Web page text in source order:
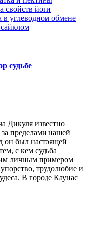
свойств йоги
в углеводном обмене
судьбе
Дикуля известно
пределами нашей
он был настоящей
с кем судьба
личным примером
упорство, трудолюбие и
В городе Каунас